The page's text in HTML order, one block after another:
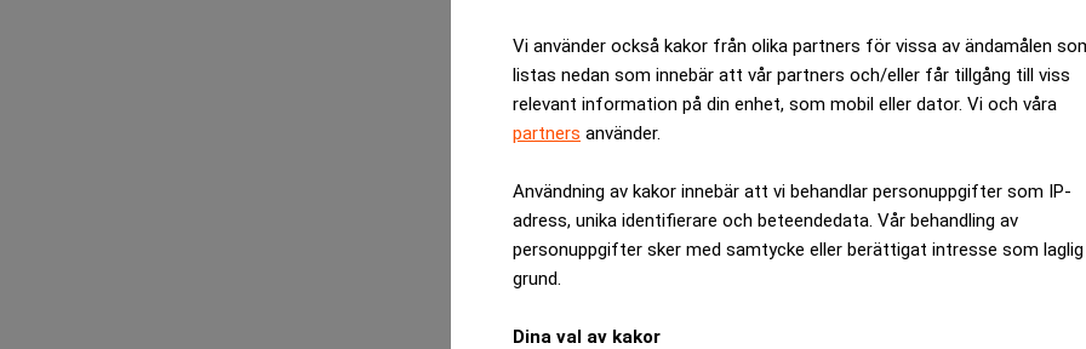
Vi använder också kakor från olika partners för vissa av ändamålen
listas nedan som innebär att vår partners och/eller får tillgång till viss
relevant information på din enhet, som mobil eller dator. Vi och våra
partners använder.
Användning av kakor innebär att vi behandlar personuppgifter som IP-
adress, unika identifierare och beteendedata. Vår behandling av
personuppgifter sker med samtycke eller berättigat intresse som laglig
grund.
Dina val av kakor